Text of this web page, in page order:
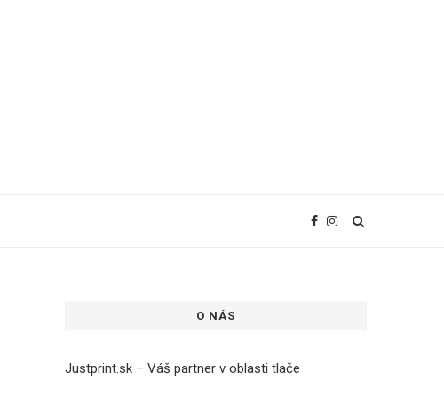
O NÁS
Justprint.sk – Váš partner v oblasti tlače